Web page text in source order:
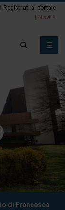
Registrati al portale
Novità
di Francesca